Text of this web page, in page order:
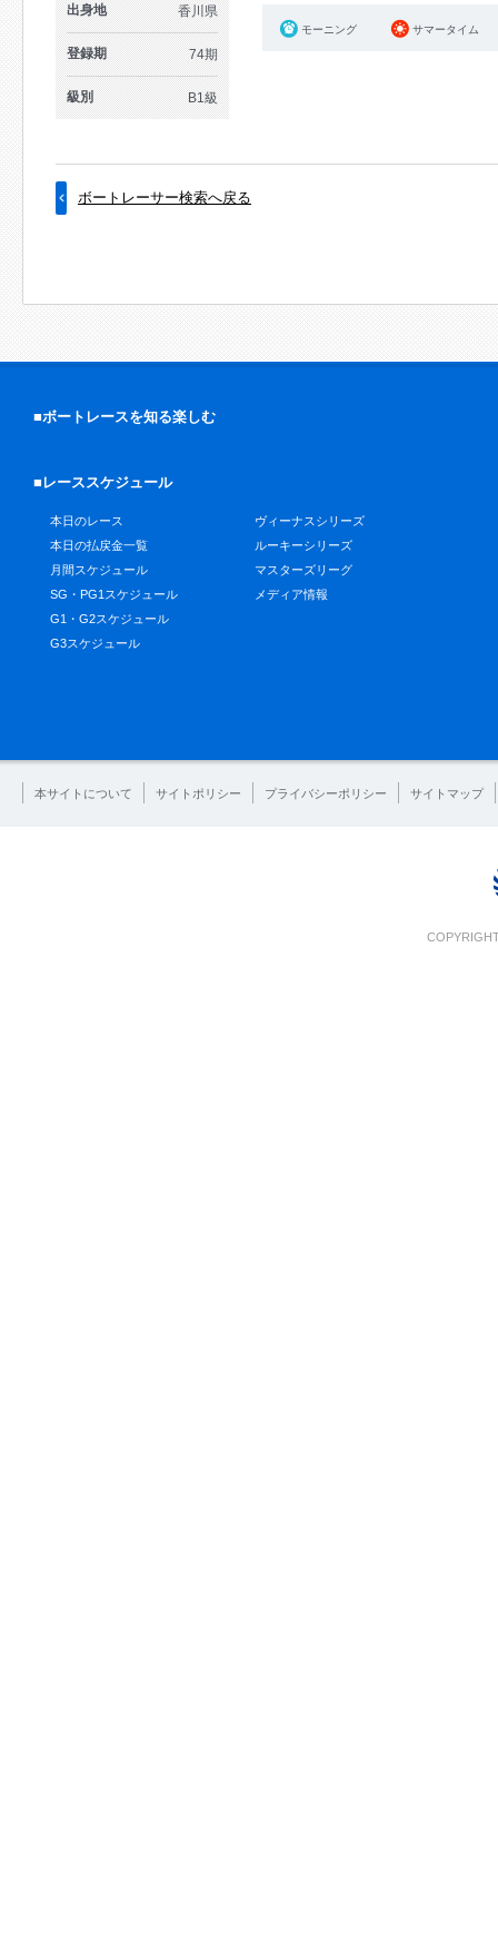
出身地 香川県
登録期 74期
級別 B1級
モーニング サマータイム
ボートレーサー検索へ戻る
■ボートレースを知る楽しむ
■レーススケジュール
本日のレース
本日の払戻金一覧
月間スケジュール
SG・PG1スケジュール
G1・G2スケジュール
G3スケジュール
ヴィーナスシリーズ
ルーキーシリーズ
マスターズリーグ
メディア情報
本サイトについて サイトポリシー プライバシーポリシー サイトマップ